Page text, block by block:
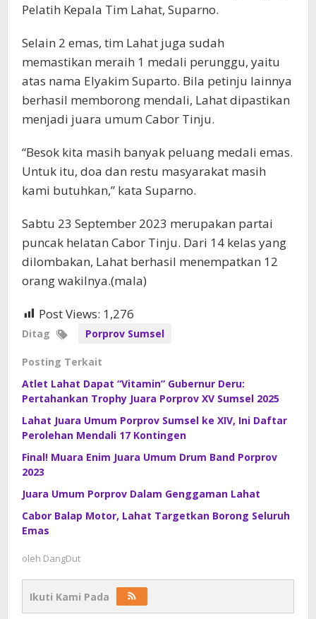
Pelatih Kepala Tim Lahat, Suparno.
Selain 2 emas, tim Lahat juga sudah
memastikan meraih 1 medali perunggu, yaitu
atas nama Elyakim Suparto. Bila petinju lainnya
berhasil memborong mendali, Lahat dipastikan
menjadi juara umum Cabor Tinju.
“Besok kita masih banyak peluang medali emas.
Untuk itu, doa dan restu masyarakat masih
kami butuhkan,” kata Suparno.
Sabtu 23 September 2023 merupakan partai
puncak helatan Cabor Tinju. Dari 14 kelas yang
dilombakan, Lahat berhasil menempatkan 12
orang wakilnya.(mala)
Post Views: 1,276
Ditag Porprov Sumsel
Posting Terkait
Atlet Lahat Dapat “Vitamin” Gubernur Deru:
Pertahankan Trophy Juara Porprov XV Sumsel 2025
Lahat Juara Umum Porprov Sumsel ke XIV, Ini Daftar
Perolehan Mendali 17 Kontingen
Final! Muara Enim Juara Umum Drum Band Porprov
2023
Juara Umum Porprov Dalam Genggaman Lahat
Cabor Balap Motor, Lahat Targetkan Borong Seluruh
Emas
oleh DangDut
Ikuti Kami Pada